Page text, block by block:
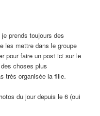
prends toujours des
les mettre dans le groupe
pour faire un post ici sur le
choses plus
très organisée la fille.
du jour depuis le 6 (oui